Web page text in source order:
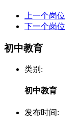
上一个岗位
下一个岗位
初中教育
类别:
初中教育
发布时间: